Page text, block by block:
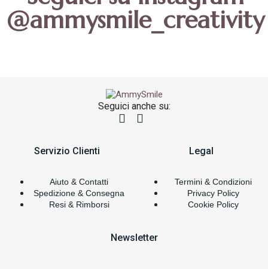
@ammysmile_creativity
Seguici anche su:
Servizio Clienti
Aiuto & Contatti
Spedizione & Consegna
Resi & Rimborsi
Legal
Termini & Condizioni
Privacy Policy
Cookie Policy
Newsletter